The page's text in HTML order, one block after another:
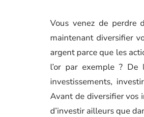
Vous venez de perdre
maintenant diversifier
argent parce que les
l’or par exemple ?
investissements,
Avant de diversifier vos
d’investir ailleurs que